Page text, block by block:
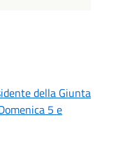
della Giunta
5 e